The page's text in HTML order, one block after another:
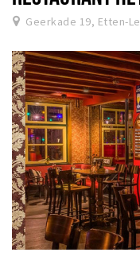
Geerkade 19, Etten-